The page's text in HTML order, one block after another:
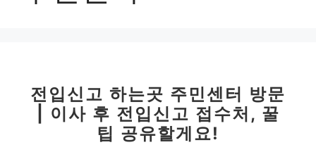
전입신고 하는곳 주민센터 방문
| 이사 후 전입신고 접수처, 꿀
팁 공유할게요!